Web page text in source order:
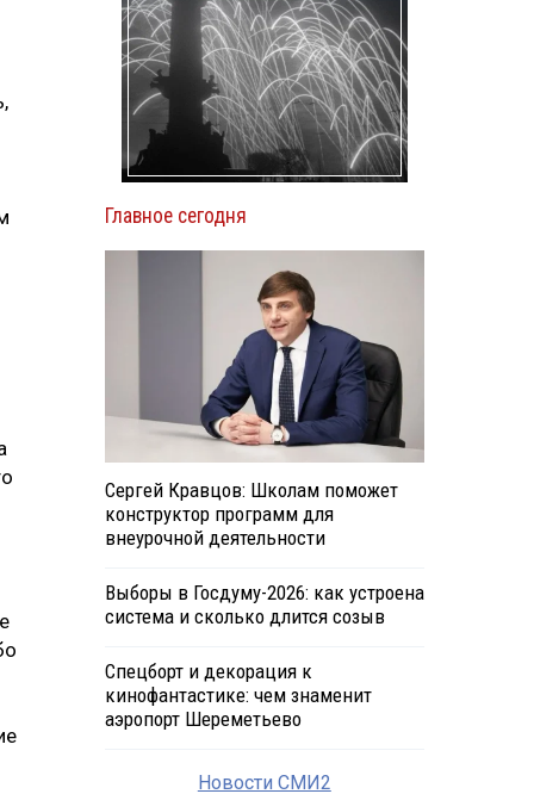
Главное сегодня
Сергей Кравцов: Школам поможет
конструктор программ для
внеурочной деятельности
Выборы в Госдуму-2026: как устроена
система и сколько длится созыв
Спецборт и декорация к
кинофантастике: чем знаменит
аэропорт Шереметьево
Новости СМИ2